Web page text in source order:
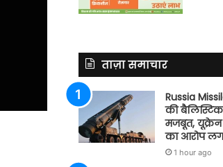
ताज़ा समाचार
Russia
की
मजबूत,
का आरोप
1 hour ago